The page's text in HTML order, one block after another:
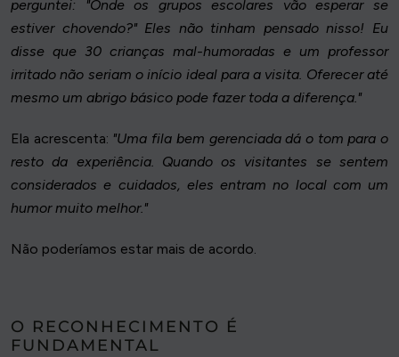
perguntei: "Onde os grupos escolares vão esperar se
estiver chovendo?" Eles não tinham pensado nisso! Eu
disse que 30 crianças mal-humoradas e um professor
irritado não seriam o início ideal para a visita. Oferecer até
mesmo um abrigo básico pode fazer toda a diferença."
Ela acrescenta: "Uma fila bem gerenciada dá o tom para o
resto da experiência. Quando os visitantes se sentem
considerados e cuidados, eles entram no local com um
humor muito melhor."
Não poderíamos estar mais de acordo.
O RECONHECIMENTO É
FUNDAMENTAL